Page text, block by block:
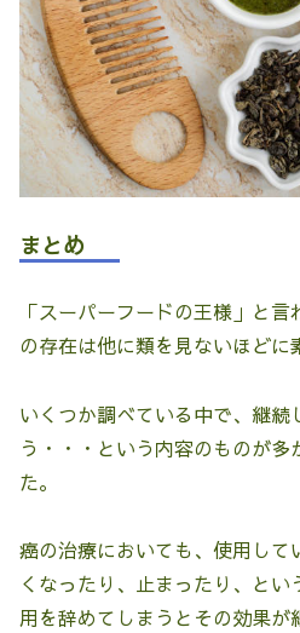
まとめ
「スーパーフードの王様」と
の存在は他に類を見ないほどに
いくつか調べている中で、継続
う・・・という内容のものが
た。
癌の治療においても、使用して
くなったり、止まったり、と
用を辞めてしまうとその効果